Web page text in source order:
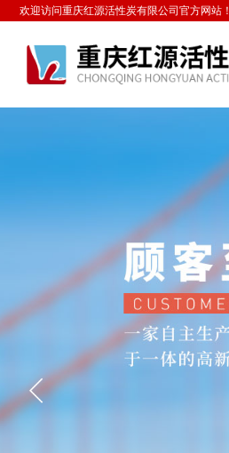
欢迎访问重庆红源活性炭有限公司官方网站！